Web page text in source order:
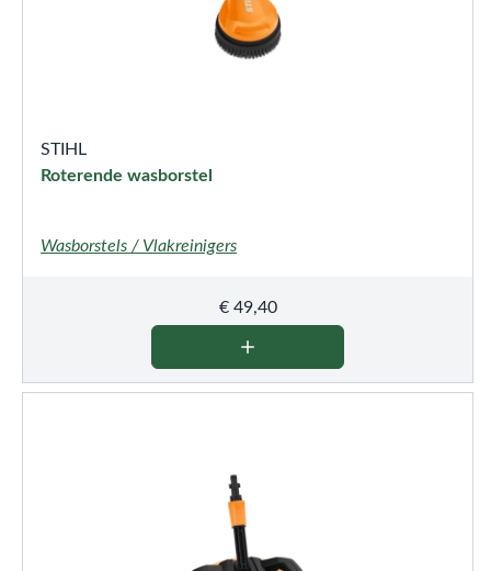
STIHL
Roterende wasborstel
Wasborstels / Vlakreinigers
€49,40